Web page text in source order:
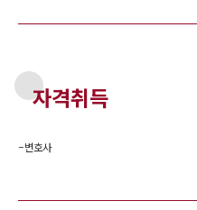
자격취득
-변호사